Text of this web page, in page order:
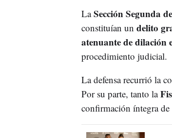
LaSección Segunda
constituían un delito
atenuante de
procedimiento judicial.
La defensa recurrió la
Por su parte, tanto la
confirmación íntegra de